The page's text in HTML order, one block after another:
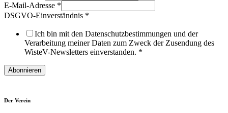
E-Mail-Adresse *
DSGVO-Einverständnis *
Ich bin mit den Datenschutzbestimmungen und der
Verarbeitung meiner Daten zum Zweck der Zusendung des
WisteV-Newsletters einverstanden. *
Abonnieren
Der Verein